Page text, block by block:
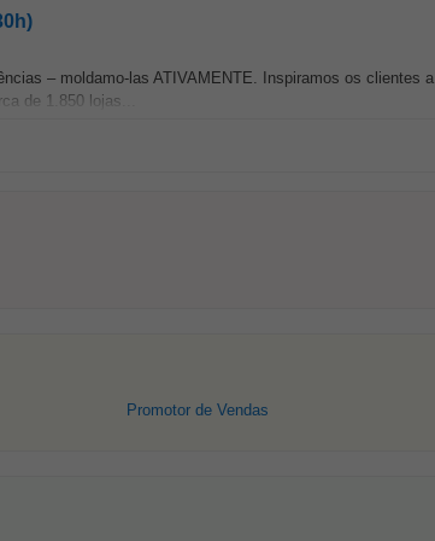
– moldamo-las ATIVAMENTE. Inspiramos os clientes a
de 1.850 lojas...
Promotor de Vendas